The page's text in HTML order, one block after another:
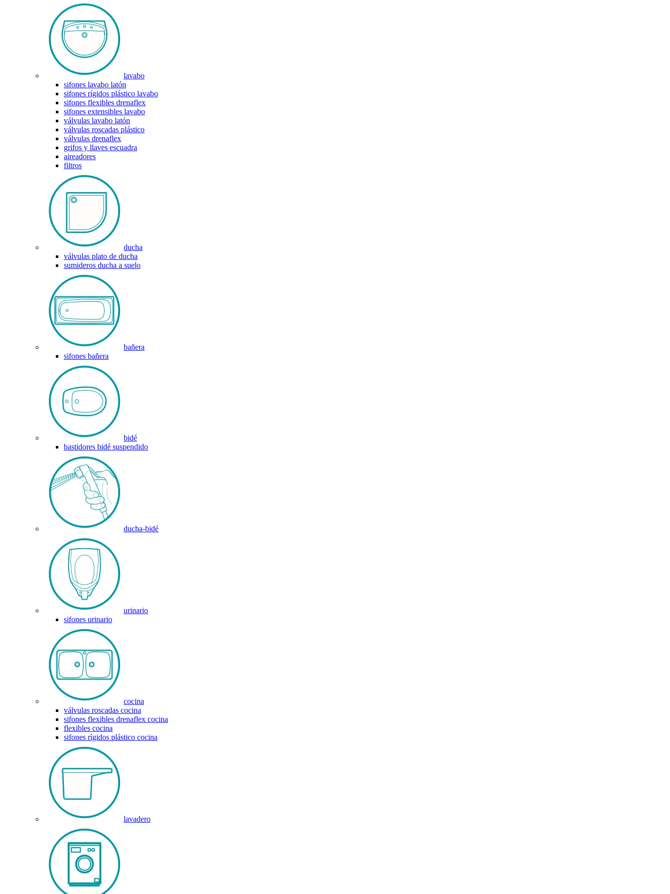
lavabo
sifones lavabo latón
sifones rígidos plástico lavabo
sifones flexibles drenaflex
sifones extensibles lavabo
válvulas lavabo latón
válvulas roscadas plástico
válvulas drenaflex
grifos y llaves escuadra
aireadores
filtros
ducha
válvulas plato de ducha
sumideros ducha a suelo
bañera
sifones bañera
bidé
bastidores bidé suspendido
ducha-bidé
urinario
sifones urinario
cocina
válvulas roscadas cocina
sifones flexibles drenaflex cocina
flexibles cocina
sifones rígidos plástico cocina
lavadero